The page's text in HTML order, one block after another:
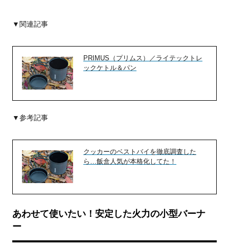
▼関連記事
PRIMUS（プリムス）／ライテックトレ
ックケトル＆パン
▼参考記事
クッカーのベストバイを徹底調査した
ら…飯盒人気が本格化してた！
あわせて使いたい！安定した火力の小型バーナ
ー